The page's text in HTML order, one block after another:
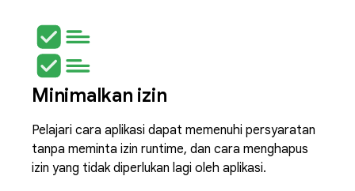
Minimalkan izin
Pelajari cara aplikasi dapat memenuhi persyaratan
tanpa meminta izin runtime, dan cara menghapus
izin yang tidak diperlukan lagi oleh aplikasi.